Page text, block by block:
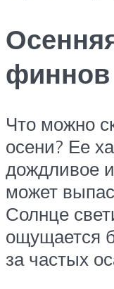
финнов
Что можно
осени? Ее
дождливое
может
Солнце
ощущается
за частых